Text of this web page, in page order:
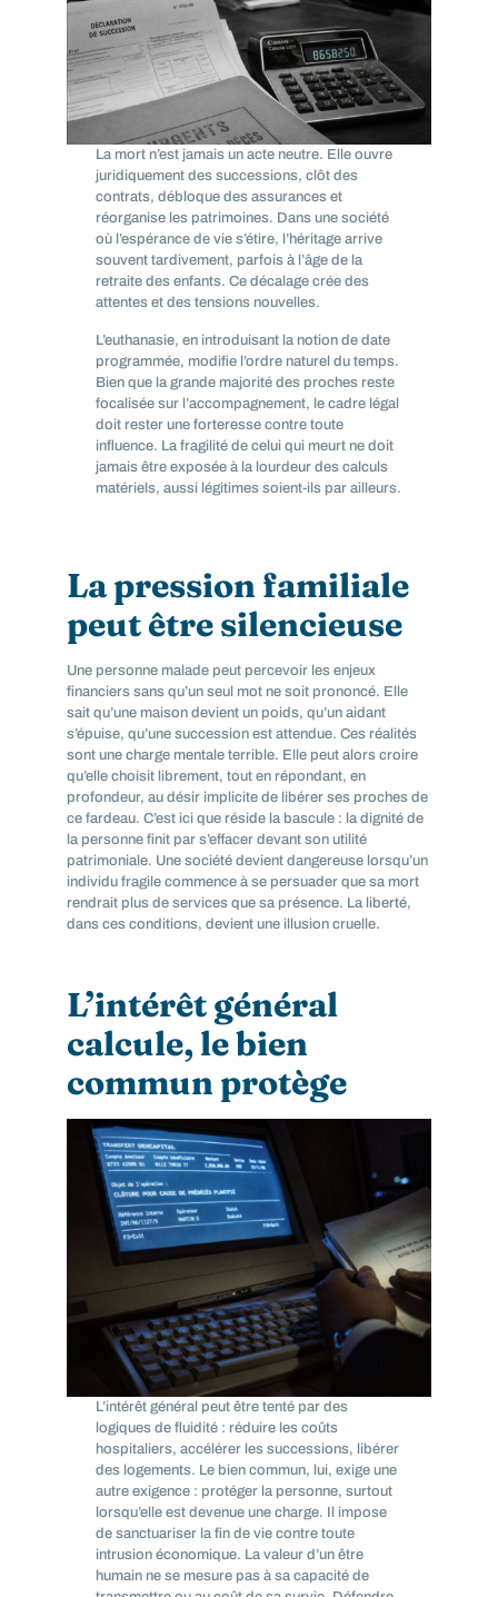
La mort n’est jamais un acte neutre. Elle ouvre
juridiquement des successions, clôt des
contrats, débloque des assurances et
réorganise les patrimoines. Dans une société
où l’espérance de vie s’étire, l’héritage arrive
souvent tardivement, parfois à l’âge de la
retraite des enfants. Ce décalage crée des
attentes et des tensions nouvelles.
L’euthanasie, en introduisant la notion de date
programmée, modifie l’ordre naturel du temps.
Bien que la grande majorité des proches reste
focalisée sur l’accompagnement, le cadre légal
doit rester une forteresse contre toute
influence. La fragilité de celui qui meurt ne doit
jamais être exposée à la lourdeur des calculs
matériels, aussi légitimes soient-ils par ailleurs.
La pression familiale
peut être silencieuse
Une personne malade peut percevoir les enjeux
financiers sans qu’un seul mot ne soit prononcé. Elle
sait qu’une maison devient un poids, qu’un aidant
s’épuise, qu’une succession est attendue. Ces réalités
sont une charge mentale terrible. Elle peut alors croire
qu’elle choisit librement, tout en répondant, en
profondeur, au désir implicite de libérer ses proches de
ce fardeau. C’est ici que réside la bascule : la dignité de
la personne finit par s’effacer devant son utilité
patrimoniale. Une société devient dangereuse lorsqu’un
individu fragile commence à se persuader que sa mort
rendrait plus de services que sa présence. La liberté,
dans ces conditions, devient une illusion cruelle.
L’intérêt général
calcule, le bien
commun protège
L’intérêt général peut être tenté par des
logiques de fluidité : réduire les coûts
hospitaliers, accélérer les successions, libérer
des logements. Le bien commun, lui, exige une
autre exigence : protéger la personne, surtout
lorsqu’elle est devenue une charge. Il impose
de sanctuariser la fin de vie contre toute
intrusion économique. La valeur d’un être
humain ne se mesure pas à sa capacité de